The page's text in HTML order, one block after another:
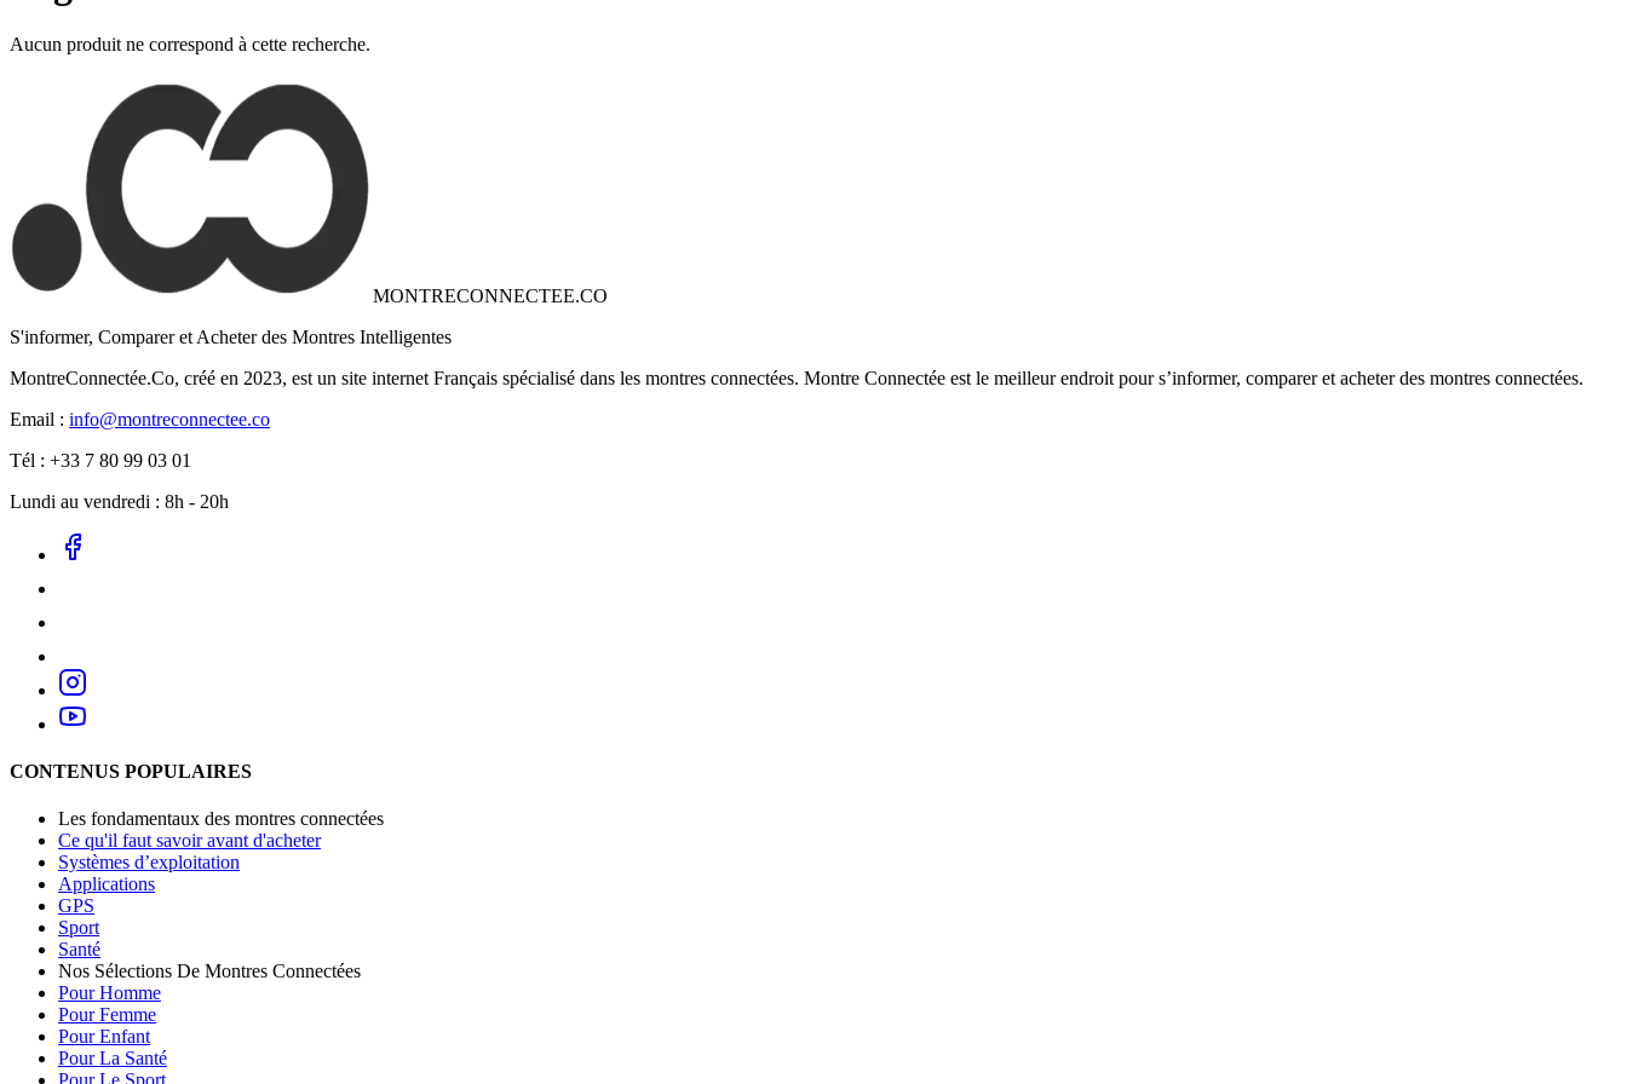
Aucun produit ne correspond à cette recherche.
MONTRECONNECTEE.CO
S'informer, Comparer et Acheter des Montres Intelligentes
MontreConnectée.Co, créé en 2023, est un site internet Français spécialisé dans les montres connectées. Montre Connectée est le meilleur endroit pour s’informer, comparer et acheter des montres connectées.
Email : info@montreconnectee.co
Tél : +33 7 80 99 03 01
Lundi au vendredi : 8h - 20h
CONTENUS POPULAIRES
Les fondamentaux des montres connectées
Ce qu'il faut savoir avant d'acheter
Systèmes d’exploitation
Applications
GPS
Sport
Santé
Nos Sélections De Montres Connectées
Pour Homme
Pour Femme
Pour Enfant
Pour La Santé